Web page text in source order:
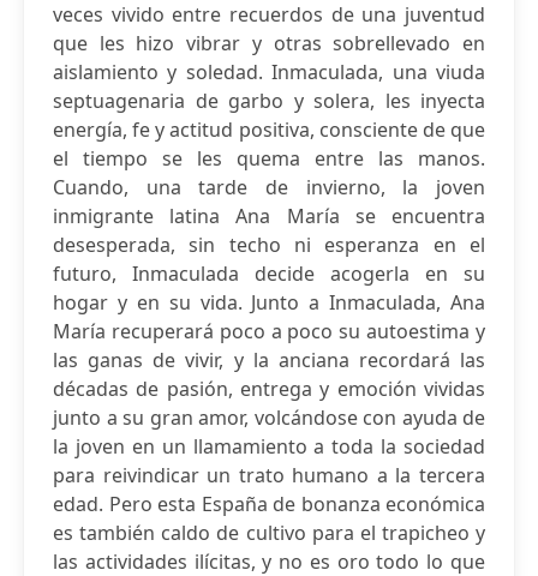
veces vivido entre recuerdos de una juventud
que les hizo vibrar y otras sobrellevado en
aislamiento y soledad. Inmaculada, una viuda
septuagenaria de garbo y solera, les inyecta
energía, fe y actitud positiva, consciente de que
el tiempo se les quema entre las manos.
Cuando, una tarde de invierno, la joven
inmigrante latina Ana María se encuentra
desesperada, sin techo ni esperanza en el
futuro, Inmaculada decide acogerla en su
hogar y en su vida. Junto a Inmaculada, Ana
María recuperará poco a poco su autoestima y
las ganas de vivir, y la anciana recordará las
décadas de pasión, entrega y emoción vividas
junto a su gran amor, volcándose con ayuda de
la joven en un llamamiento a toda la sociedad
para reivindicar un trato humano a la tercera
edad. Pero esta España de bonanza económica
es también caldo de cultivo para el trapicheo y
las actividades ilícitas, y no es oro todo lo que